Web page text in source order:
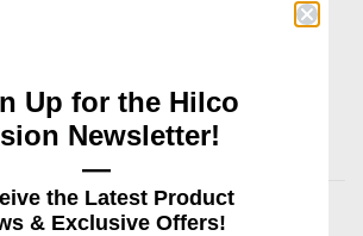
Biogel Eclipse®
Up for the Hilco
Newsletter!
—
the Latest Product
& Exclusive Offers!